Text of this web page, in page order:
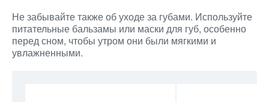
Не забывайте также об уходе за губами. Используйте
питательные бальзамы или маски для губ, особенно
перед сном, чтобы утром они были мягкими и
увлажненными.